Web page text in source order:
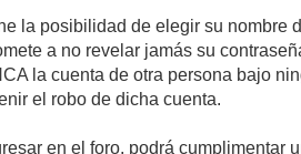
la posibilidad de elegir su
a no revelar jamás su
la cuenta de otra persona bajo
el robo de dicha cuenta.
en el foro, podrá